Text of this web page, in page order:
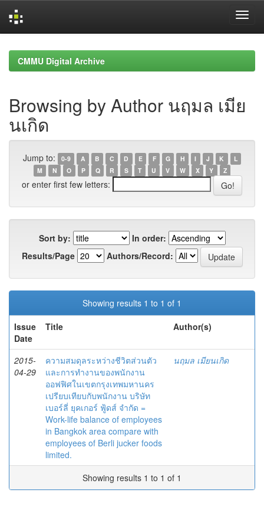
navigationCMMU Digital Archive
Browsing by Author นฤมล เมีย
นเกิด
Jump to: 0-9 A B C D E F G H I J K
L
M
N O P Q R S T U V W X Y Z
or enter first few letters:
Sort by:
In order:
Results/Page
Authors/Record:
Showing results 1 to 1 of 1
Issue
Date
Title Author(s)
2015-
04-29
ความสมดุลระหว่างชีวิตส่วนตัว
และการทำงานของพนักงาน
ออฟฟิศในเขตกรุงเทพมหานคร
เปรียบเทียบกับพนักงาน บริษัท
เบอร์ลี่ ยุคเกอร์ ฟู้ดส์ จำกัด =
Work-life balance of employees
in Bangkok area compare with
employees of Berli jucker foods
limited.
นฤมล เมียนเกิด
Showing results 1 to 1 of 1